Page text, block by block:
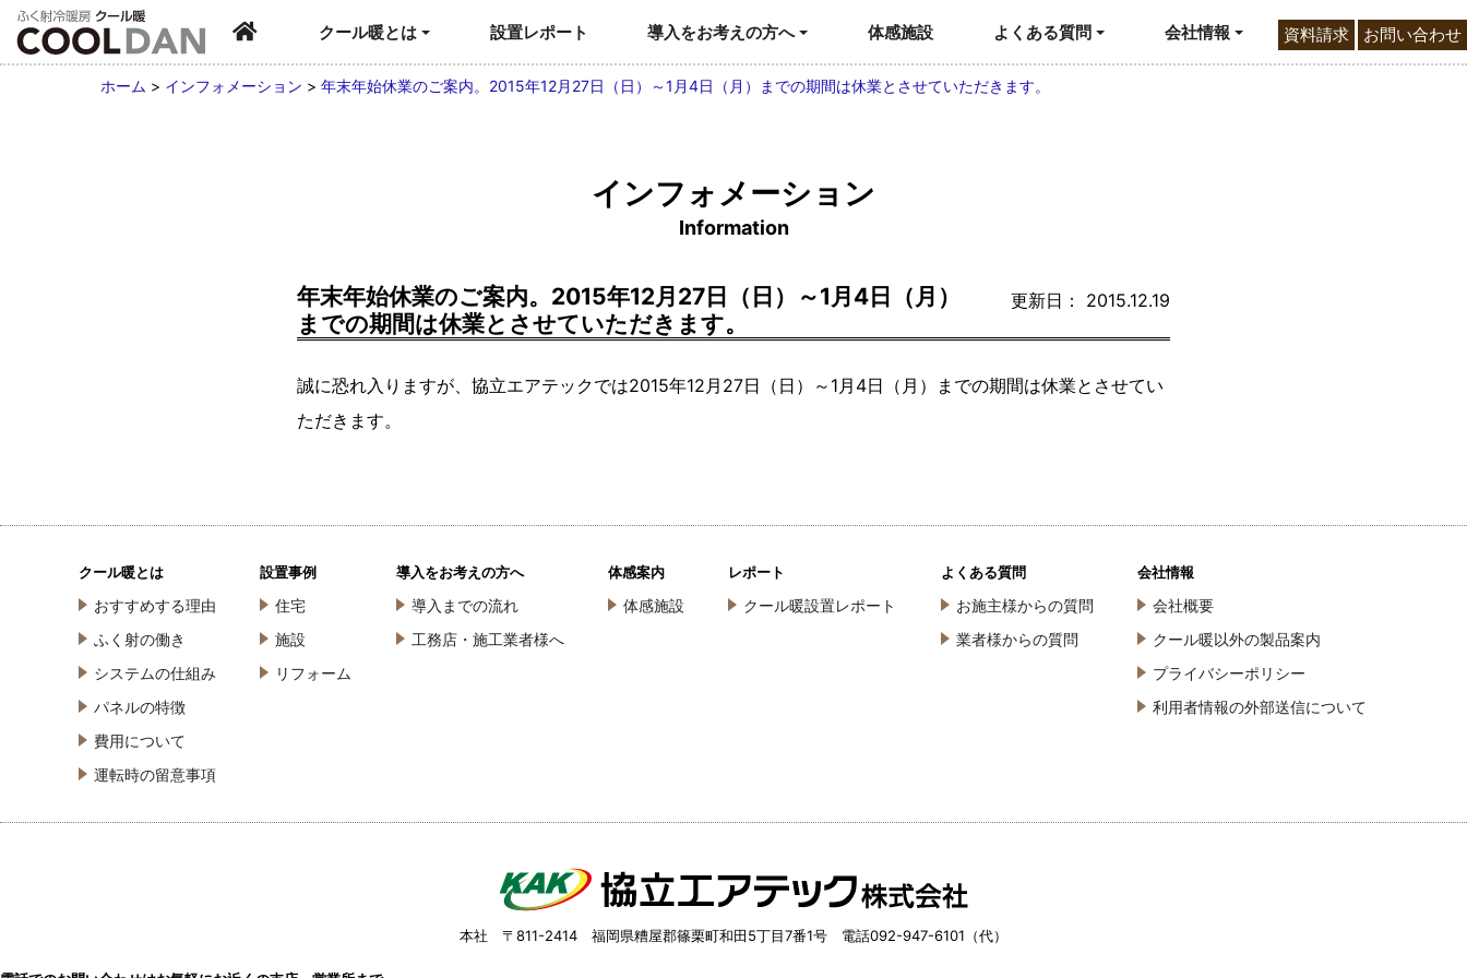
クール暖とは 設置レポート 導入をお考えの方へ 体感施設 よくある質問 会社情報 資料請求 お問い合わせ
ホーム > インフォメーション > 年末年始休業のご案内。2015年12月27日（日）～1月4日（月）までの期間は休業とさせていただきます。
インフォメーション
Information
年末年始休業のご案内。2015年12月27日（日）～1月4日（月）
までの期間は休業とさせていただきます。
更新日： 2015.12.19
誠に恐れ入りますが、協立エアテックでは2015年12月27日（日）～1月4日（月）までの期間は休業とさせてい
ただきます。
クール暖とは
おすすめする理由
ふく射の働き
システムの仕組み
パネルの特徴
費用について
運転時の留意事項
設置事例
住宅
施設
リフォーム
導入をお考えの方へ
導入までの流れ
工務店・施工業者様へ
体感案内
体感施設
レポート
クール暖設置レポート
よくある質問
お施主様からの質問
業者様からの質問
会社情報
会社概要
クール暖以外の製品案内
プライバシーポリシー
利用者情報の外部送信について
本社 〒811-2414 福岡県糟屋郡篠栗町和田5丁目7番1号 電話092-947-6101（代）